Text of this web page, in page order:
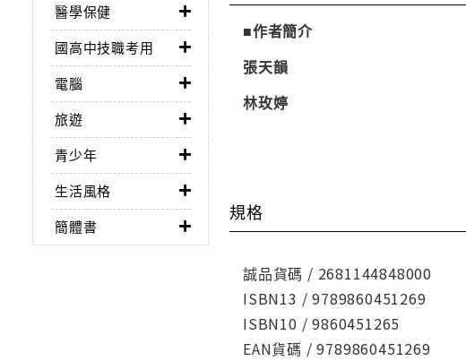
醫學保健
國高中技職考用
電腦
旅遊
青少年
生活風格
簡體書
■作者簡介
張天韻
林玫婷
規格
誠品貨碼 / 2681144848000
ISBN13 / 9789860451269
ISBN10 / 9860451265
EAN貨碼 / 9789860451269